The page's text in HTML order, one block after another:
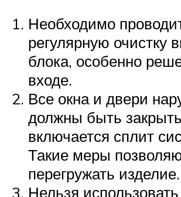
Необходимо
регулярную очистку
блока, особенно
входе.
Все окна и двери
должны быть
включается сплит
Такие меры
перегружать изделие.
Нельзя использовать